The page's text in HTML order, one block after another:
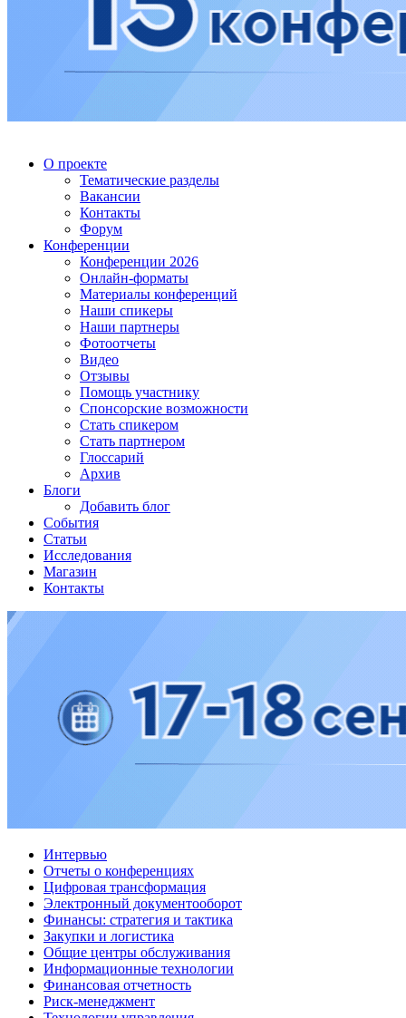
О проекте
Тематические разделы
Вакансии
Контакты
Форум
Конференции
Конференции 2026
Онлайн-форматы
Материалы конференций
Наши спикеры
Наши партнеры
Фотоотчеты
Видео
Отзывы
Помощь участнику
Спонсорские возможности
Стать спикером
Стать партнером
Глоссарий
Архив
Блоги
Добавить блог
События
Статьи
Исследования
Магазин
Контакты
Интервью
Отчеты о конференциях
Цифровая трансформация
Электронный документооборот
Финансы: стратегия и тактика
Закупки и логистика
Общие центры обслуживания
Информационные технологии
Финансовая отчетность
Риск-менеджмент